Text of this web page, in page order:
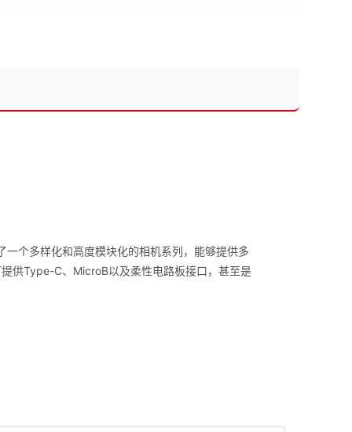
个多样化和高度模块化的相机系列，能够提供多
供Type-C、MicroB以及柔性电路板接口，甚至是